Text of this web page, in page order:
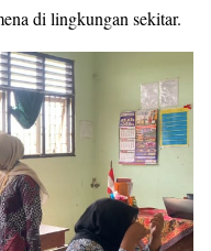
di lingkungan sekitar.